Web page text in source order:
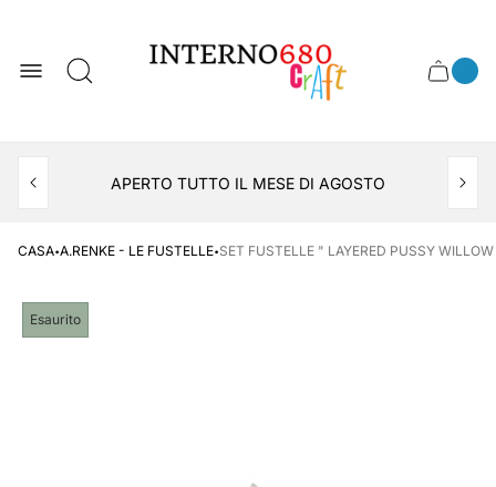
del
negozio
Cassetto
APERTO TUTTO IL MESE DI AGOSTO
CASA·A.RENKE - LE FUSTELLE·SET FUSTELLE " LAYERED PUSSY
Etichetta
del
Esaurito